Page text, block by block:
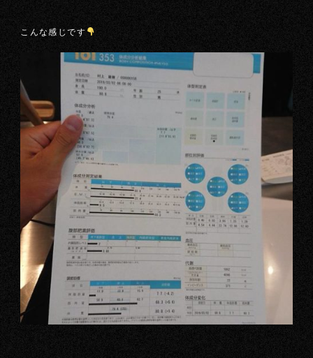
こんな感じです